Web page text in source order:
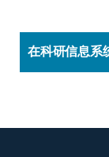
在科研信息系